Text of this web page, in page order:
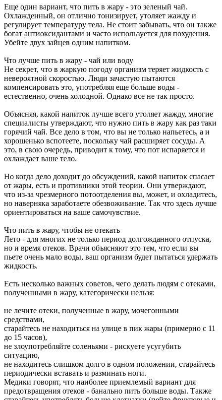
Еще один вариант, что пить в жару - это зеленый чай.
Охлажденный, он отлично тонизирует, утоляет жажду и
регулирует температуру тела. Не стоит забывать, что он также
богат антиоксидантами и часто используется для похудения.
Убейте двух зайцев одним напитком.
Что лучше пить в жару - чай или воду
Не секрет, что в жаркую погоду организм теряет жидкость с
невероятной скоростью. Люди зачастую пытаются
компенсировать это, употребляя еще больше воды -
естественно, очень холодной. Однако все не так просто.
Объясняя, какой напиток лучше всего утоляет жажду, многие
специалисты утверждают, что нужно пить в жару как раз таки
горячий чай. Все дело в том, что вы не только напьетесь, а и
хорошенько вспотеете, поскольку чай расширяет сосуды. А
это, в свою очередь, приводит к тому, что пот испаряется и
охлаждает ваше тело.
Но когда дело доходит до обсуждений, какой напиток спасает
от жары, есть и противники этой теории. Они утверждают,
что из-за чрезмерного потоотделения вы, может, и охладитесь,
но наверняка заработаете обезвоживание. Так что здесь лучше
ориентироваться на ваше самочувствие.
Что пить в жару, чтобы не отекать
Лето - для многих не только период долгожданного отпуска,
но и время отеков. Врачи объясняют это тем, что если вы
пьете очень мало воды, ваш организм будет пытаться удержать
жидкость.
Есть несколько важных советов, чего делать людям с отеками,
полученными в жару, категорически нельзя:
не лечите отеки, полученные в жару, мочегонными
средствами,
старайтесь не находиться на улице в пик жары (примерно с 11
до 15 часов),
не злоупотребляйте соленьями - рискуете усугубить
ситуацию,
не находитесь слишком долго в одном положении, старайтесь
периодически вставать и разминать ноги.
Медики говорят, что наиболее приемлемый вариант для
предотвращения отеков - банально пить больше воды. Также